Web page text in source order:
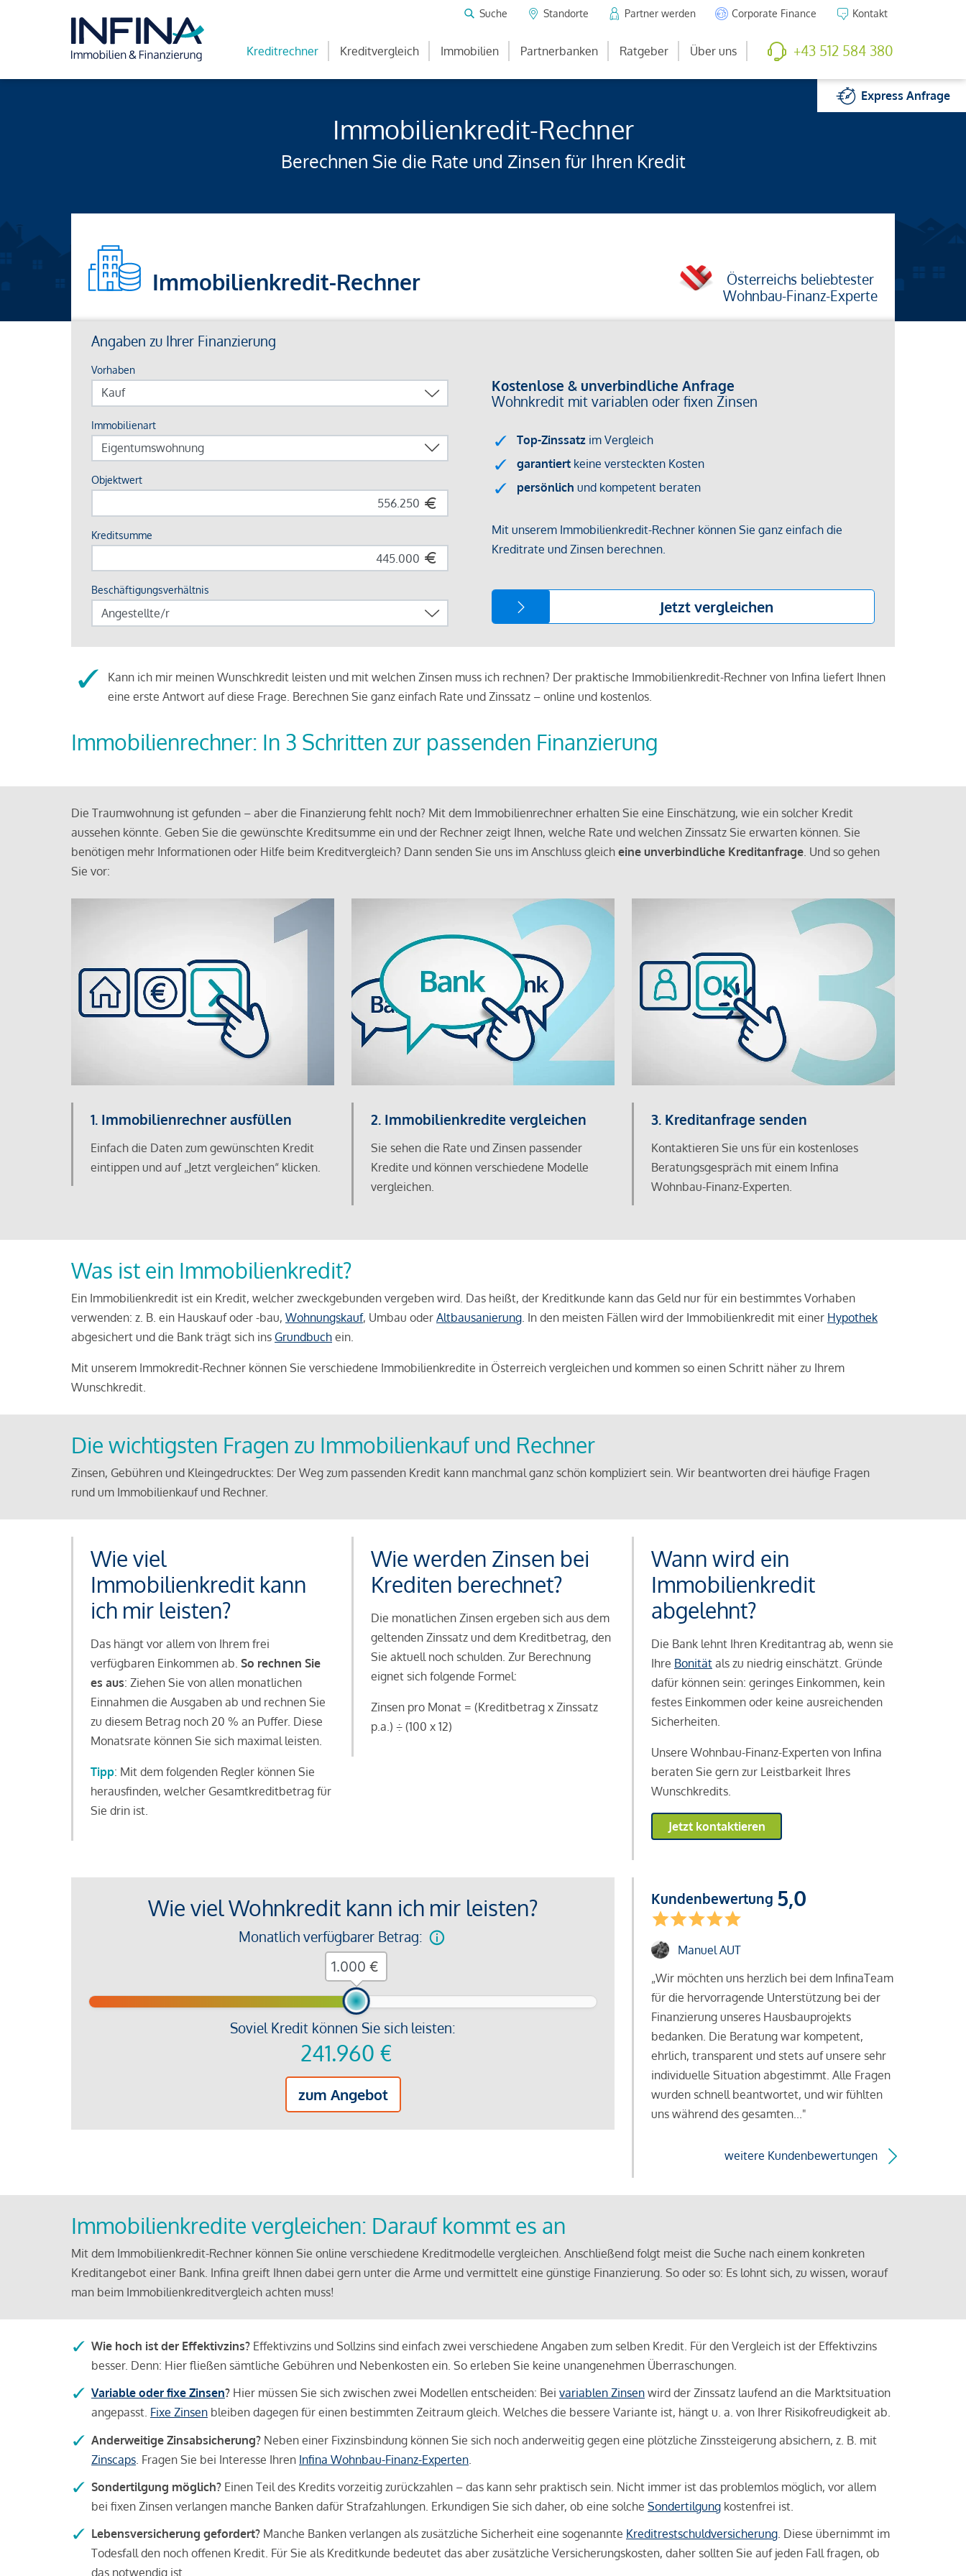
Suche Standorte Partner werden Corporate Finance Kontakt
Kreditrechner Kreditvergleich Immobilien Partnerbanken Ratgeber Über uns +43 512 584 380
ExpressAnfrage
Immobilienkredit-Rechner
Berechnen Sie die Rate und Zinsen für Ihren Kredit
Immobilienkredit-Rechner
Österreichs beliebtester
Wohnbau-Finanz-Experte
Kann ich mir meinen Wunschkredit leisten und mit welchen Zinsen muss ich rechnen? Der praktische Immobilienkredit-Rechner von Infina liefert Ihnen
eine erste Antwort auf diese Frage. Berechnen Sie ganz einfach Rate und Zinssatz – online und kostenlos.
Immobilienrechner: In 3 Schritten zur passenden Finanzierung
Die Traumwohnung ist gefunden – aber die Finanzierung fehlt noch? Mit dem Immobilienrechner erhalten Sie eine Einschätzung, wie ein solcher Kredit
aussehen könnte. Geben Sie die gewünschte Kreditsumme ein und der Rechner zeigt Ihnen, welche Rate und welchen Zinssatz Sie erwarten können. Sie
benötigen mehr Informationen oder Hilfe beim Kreditvergleich? Dann senden Sie uns im Anschluss gleich eine unverbindliche Kreditanfrage. Und so gehen
Sie vor:
1. Immobilienrechner ausfüllen
Einfach die Daten zum gewünschten Kredit
eintippen und auf „Jetzt vergleichen“ klicken.
2. Immobilienkredite vergleichen
Sie sehen die Rate und Zinsen passender
Kredite und können verschiedene Modelle
vergleichen.
3. Kreditanfrage senden
Kontaktieren Sie uns für ein kostenloses
Beratungsgespräch mit einem Infina
Wohnbau-Finanz-Experten.
Was ist ein Immobilienkredit?
Ein Immobilienkredit ist ein Kredit, welcher zweckgebunden vergeben wird. Das heißt, der Kreditkunde kann das Geld nur für ein bestimmtes Vorhaben
verwenden: z. B. ein Hauskauf oder -bau, Wohnungskauf, Umbau oder Altbausanierung. In den meisten Fällen wird der Immobilienkredit mit einer Hypothek
abgesichert und die Bank trägt sich ins Grundbuch ein.
Mit unserem Immokredit-Rechner können Sie verschiedene Immobilienkredite in Österreich vergleichen und kommen so einen Schritt näher zu Ihrem
Wunschkredit.
Die wichtigsten Fragen zu Immobilienkauf und Rechner
Zinsen, Gebühren und Kleingedrucktes: Der Weg zum passenden Kredit kann manchmal ganz schön kompliziert sein. Wir beantworten drei häufige Fragen
rund um Immobilienkauf und Rechner.
Wie viel
Immobilienkredit kann
ich mir leisten?
Das hängt vor allem von Ihrem frei
verfügbaren Einkommen ab. So rechnen Sie
es aus: Ziehen Sie von allen monatlichen
Einnahmen die Ausgaben ab und rechnen Sie
zu diesem Betrag noch 20 % an Puffer. Diese
Monatsrate können Sie sich maximal leisten.
Tipp: Mit dem folgenden Regler können Sie
herausfinden, welcher Gesamtkreditbetrag für
Sie drin ist.
Wie werden Zinsen bei
Krediten berechnet?
Die monatlichen Zinsen ergeben sich aus dem
geltenden Zinssatz und dem Kreditbetrag, den
Sie aktuell noch schulden. Zur Berechnung
eignet sich folgende Formel:
Zinsen pro Monat = (Kreditbetrag x Zinssatz
p.a.) ÷ (100 x 12)
Wann wird ein
Immobilienkredit
abgelehnt?
Die Bank lehnt Ihren Kreditantrag ab, wenn sie
Ihre Bonitätals zu niedrig einschätzt. Gründe
dafür können sein: geringes Einkommen, kein
festes Einkommen oder keine ausreichenden
Sicherheiten.
Unsere Wohnbau-Finanz-Experten von Infina
beraten Sie gern zur Leistbarkeit Ihres
Wunschkredits.
Jetzt kontaktieren
Wie viel Wohnkredit kann ich mir leisten?
Monatlich verfügbarer Betrag:
Soviel Kredit können Sie sich leisten:
241.960 €
zum Angebot
€
Kundenbewertung 5,0
Manuel AUT
„Wir möchten uns herzlich bei dem InfinaTeam
für die hervorragende Unterstützung bei der
Finanzierung unseres Hausbauprojekts
bedanken. Die Beratung war kompetent,
ehrlich, transparent und stets auf unsere sehr
individuelle Situation abgestimmt. Alle Fragen
wurden schnell beantwortet, und wir fühlten
uns während des gesamten..."
weitere Kundenbewertungen
Immobilienkredite vergleichen: Darauf kommt es an
Mit dem Immobilienkredit-Rechner können Sie online verschiedene Kreditmodelle vergleichen. Anschließend folgt meist die Suche nach einem konkreten
Kreditangebot einer Bank. Infina greift Ihnen dabei gern unter die Arme und vermittelt eine günstige Finanzierung. So oder so: Es lohnt sich, zu wissen, worauf
man beim Immobilienkreditvergleich achten muss!
Wie hoch ist der Effektivzins? Effektivzins und Sollzins sind einfach zwei verschiedene Angaben zum selben Kredit. Für den Vergleich ist der Effektivzins
besser. Denn: Hier fließen sämtliche Gebühren und Nebenkosten ein. So erleben Sie keine unangenehmen Überraschungen.
Variable oder fixe Zinsen? Hier müssen Sie sich zwischen zwei Modellen entscheiden: Bei variablen Zinsen wird der Zinssatz laufend an die Marktsituation
angepasst. Fixe Zinsen bleiben dagegen für einen bestimmten Zeitraum gleich. Welches die bessere Variante ist, hängt u. a. von Ihrer Risikofreudigkeit ab.
Anderweitige Zinsabsicherung? Neben einer Fixzinsbindung können Sie sich noch anderweitig gegen eine plötzliche Zinssteigerung absichern, z. B. mit
Zinscaps . Fragen Sie bei Interesse Ihren Infina Wohnbau-Finanz-Experten
Sondertilgung möglich? Einen Teil des Kredits vorzeitig zurückzahlen – das kann sehr praktisch sein. Nicht immer ist das problemlos möglich, vor allem
bei fixen Zinsen verlangen manche Banken dafür Strafzahlungen. Erkundigen Sie sich daher, ob eine solche Sondertilgung kostenfrei ist.
Lebensversicherung gefordert? Manche Banken verlangen als zusätzliche Sicherheit eine sogenannte Kreditrestschuldversicherung . Diese übernimmt im
Todesfall den noch offenen Kredit. Für Sie als Kreditkunde bedeutet das aber zusätzliche Versicherungskosten, daher sollten Sie auf jeden Fall fragen, ob
das notwendig ist.